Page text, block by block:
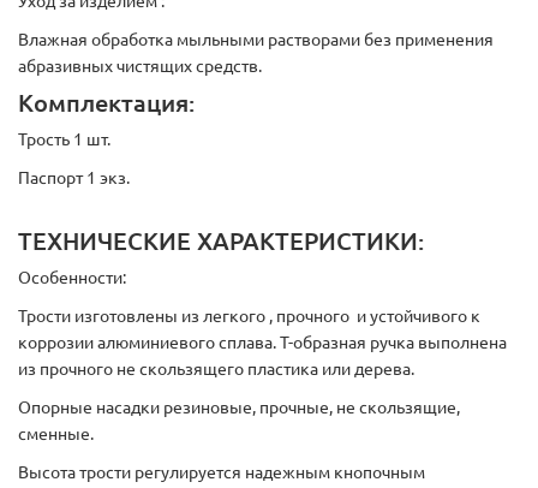
Влажная обработка мыльными растворами без применения
абразивных чистящих средств.
Комплектация:
Трость 1 шт.
Паспорт 1 экз.
ТЕХНИЧЕСКИЕ ХАРАКТЕРИСТИКИ:
Особенности:
Трости изготовлены из легкого , прочного и устойчивого к
коррозии алюминиевого сплава. Т-образная ручка выполнена
из прочного не скользящего пластика или дерева.
Опорные насадки резиновые, прочные, не скользящие,
сменные.
Высота трости регулируется надежным кнопочным